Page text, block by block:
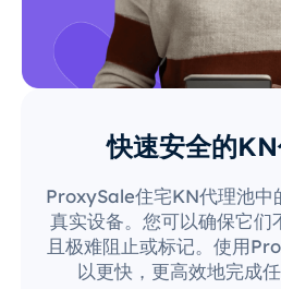
快速安全的
ProxySale住宅KN代理池中
真实设备。您可以确保它们
且极难阻止或标记。使用
以更快，更高效地完成